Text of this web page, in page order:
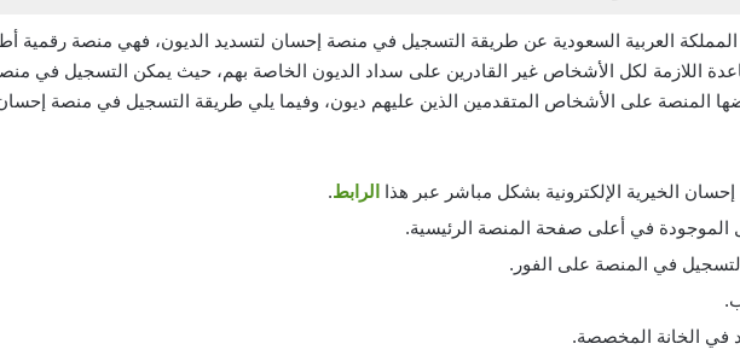
العربية السعودية عن طريقة التسجيل في منصة إحسان لتسديد الديون، فهي منصة رقمية
اللازمة لكل الأشخاص غير القادرين على سداد الديون الخاصة بهم، حيث يمكن التسجيل في
المنصة على الأشخاص المتقدمين الذين عليهم ديون، وفيما يلي طريقة التسجيل في منصة
الخيرية الإلكترونية بشكل مباشر عبر هذا الرابط.
في أعلى صفحة المنصة الرئيسية.
في المنصة على الفور.
الخانة المخصصة.